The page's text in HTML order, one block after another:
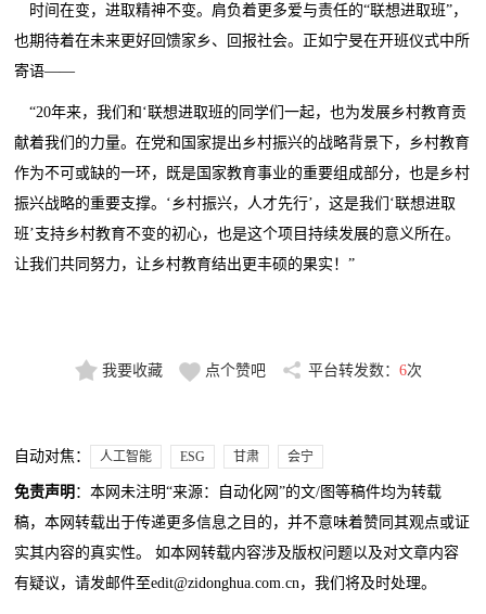
时间在变，进取精神不变。肩负着更多爱与责任的“联想进取班”，
也期待着在未来更好回馈家乡、回报社会。正如宁旻在开班仪式中所
寄语——
“20年来，我们和‘联想进取班的同学们一起，也为发展乡村教育贡
献着我们的力量。在党和国家提出乡村振兴的战略背景下，乡村教育
作为不可或缺的一环，既是国家教育事业的重要组成部分，也是乡村
振兴战略的重要支撑。‘乡村振兴，人才先行’，这是我们‘联想进取
班’支持乡村教育不变的初心，也是这个项目持续发展的意义所在。
让我们共同努力，让乡村教育结出更丰硕的果实！”
我要收藏 点个赞吧 平台转发数： 6次
自动对焦： 人工智能 ESG 甘肃 会宁
免责声明 ：本网未注明“来源：自动化网”的文/图等稿件均为转载
稿，本网转载出于传递更多信息之目的，并不意味着赞同其观点或证
实其内容的真实性。 如本网转载内容涉及版权问题以及对文章内容
有疑议，请发邮件至edit@zidonghua.com.cn，我们将及时处理。